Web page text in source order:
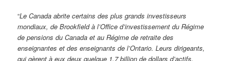
“Le Canada abrite certains des plus grands investisseurs
mondiaux, de Brookfield à l’Office d’investissement du Régime
de pensions du Canada et au Régime de retraite des
enseignantes et des enseignants de l’Ontario. Leurs dirigeants,
qui gèrent à eux deux quelque 1,7 billion de dollars d’actifs,